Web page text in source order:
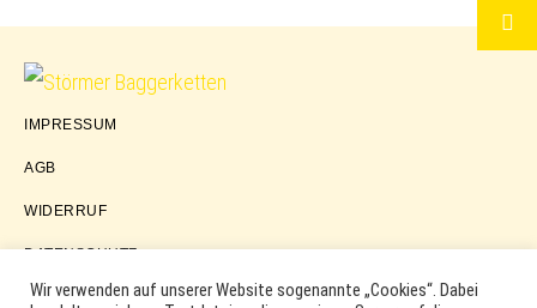
Störmer
IMPRESSUM
AGB
WIDERRUF
DATENSCHUTZ
Wir verwenden auf unserer Website sogenannte „Cookies“. Dabei